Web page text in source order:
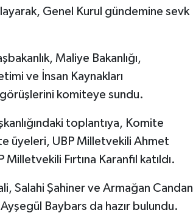
Genel Kurul gündemine sevk
Maliye Bakanlığı,
ve İnsan Kaynakları
görüşlerini komiteye sundu.
toplantıya, Komite
üyeleri, UBP Milletvekili Ahmet
Fırtına Karanfıl katıldı.
Salahi Şahiner ve Armağan Candan
Baybars da hazır bulundu.